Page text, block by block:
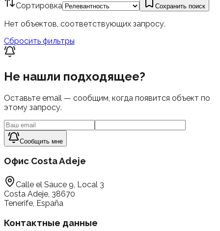
Сортировка Сохранить поиск
Нет объектов, соответствующих запросу.
Сбросить фильтры
Не нашли подходящее?
Оставьте email — сообщим, когда появится объект по
этому запросу.
Сообщить мне
Офис Costa Adeje
Calle el Sauce 9, Local 3
Costa Adeje, 38670
Tenerife, España
Контактные данные